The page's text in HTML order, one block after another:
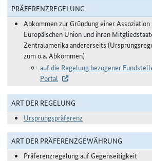
PRÄFERENZREGELUNG
Abkommen zur Gründung einer
Europäischen Union und ihren
Zentralamerika andererseits
zum o.a. Abkommen)
auf die Regelung bezogener
Portal
ART DER REGELUNG
Ursprungspräferenz
ART DER PRÄFERENZGEWÄHRUNG
Präferenzregelung auf Gegenseitigkeit